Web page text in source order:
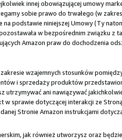
innej obowiązującej umowy
sobie prawo do trwałego (w
podstawie niniejszej Umowy (Ty
w bezpośrednim związku z
Amazon praw do dochodzenia
wzajemnych stosunków
i sprzedaży produktów
utrzymywać ani nawiązywać
sprawie dotyczącej interakcji ze
Stronie Amazon instrukcjami
jak również utworzysz oraz